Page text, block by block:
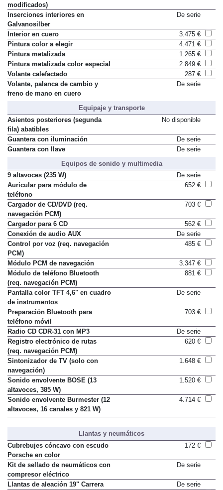
modificados)
Inserciones interiores en
Galvanosilber
De serie
Interior en cuero
3.475 €
Pintura color a elegir
4.471 €
Pintura metalizada
1.265 €
Pintura metalizada color especial
2.849 €
Volante calefactado
287 €
Volante, palanca de cambio y
freno de mano en cuero
De serie
Equipaje y transporte
Asientos posteriores (segunda
fila) abatibles
No disponible
Guantera con iluminación
De serie
Guantera con llave
De serie
Equipos de sonido y multimedia
9 altavoces (235 W)
De serie
Auricular para módulo de
teléfono
652 €
Cargador de CD/DVD (req.
navegación PCM)
703 €
Cargador para 6 CD
562 €
Conexión de audio AUX
De serie
Control por voz (req. navegación
PCM)
485 €
Módulo PCM de navegación
3.347 €
Módulo de teléfono Bluetooth
(req. navegación PCM)
881 €
Pantalla color TFT 4,6" en cuadro
de instrumentos
De serie
Preparación Bluetooth para
teléfono móvil
703 €
Radio CD CDR-31 con MP3
De serie
Registro electrónico de rutas
(req. navegación PCM)
620 €
Sintonizador de TV (solo con
navegación)
1.648 €
Sonido envolvente BOSE (13
altavoces, 385 W)
1.520 €
Sonido envolvente Burmester (12
altavoces, 16 canales y 821 W)
4.714 €
Llantas y neumáticos
Cubrebujes cóncavo con escudo
Porsche en color
172 €
Kit de sellado de neumáticos con
compresor eléctrico
De serie
Llantas de aleación 19" Carrera
De serie